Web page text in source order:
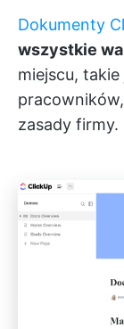
Dokumenty
wszystkie
miejscu,
pracowników,
zasady firmy.